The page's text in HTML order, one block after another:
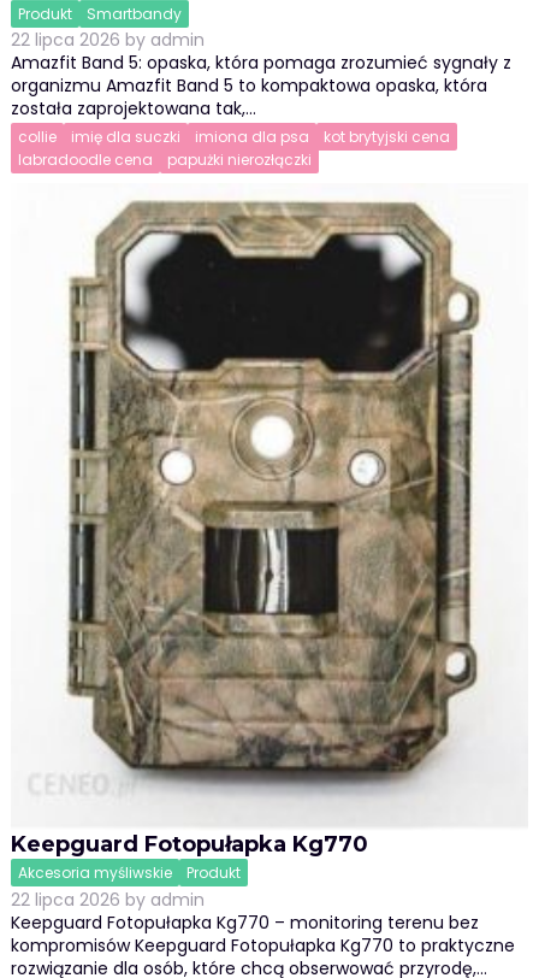
Produkt Smartbandy
22 lipca 2026 by admin
Amazfit Band 5: opaska, która pomaga zrozumieć sygnały z
organizmu Amazfit Band 5 to kompaktowa opaska, która
została zaprojektowana tak,…
collie imię dla suczki imiona dla psa
kot brytyjski cena
labradoodle cena
papużki nierozłączki
Keepguard Fotopułapka Kg770
Akcesoria myśliwskie Produkt
22 lipca 2026 by admin
Keepguard Fotopułapka Kg770 – monitoring terenu bez
kompromisów Keepguard Fotopułapka Kg770 to praktyczne
rozwiązanie dla osób, które chcą obserwować przyrodę,…